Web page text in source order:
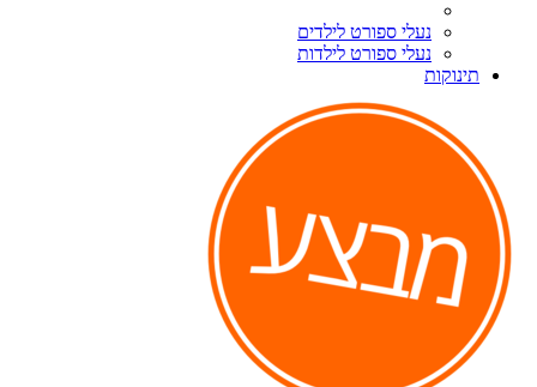
נעלי ספורט לילדים
נעלי ספורט לילדות
תינוקות